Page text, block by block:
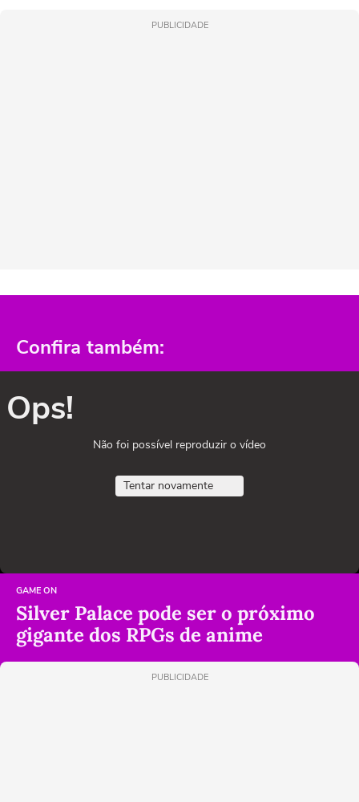
PUBLICIDADE
Confira também:
Ops!
Não foi possível reproduzir o vídeo
Tentar novamente
GAME ON
Silver Palace pode ser o próximo
gigante dos RPGs de anime
PUBLICIDADE